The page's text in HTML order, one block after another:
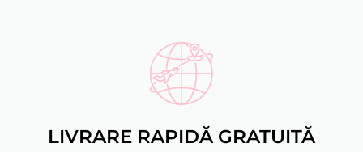
LIVRARE RAPIDĂ GRATUITĂ